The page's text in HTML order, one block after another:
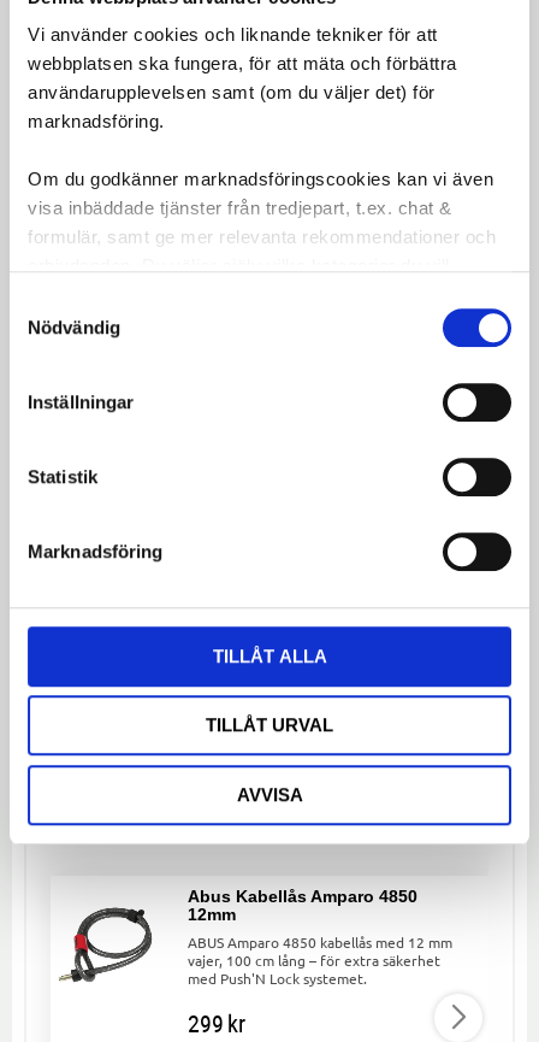
Vi använder cookies och liknande tekniker för att
webbplatsen ska fungera, för att mäta och förbättra
användarupplevelsen samt (om du väljer det) för
marknadsföring.
Om du godkänner marknadsföringscookies kan vi även
visa inbäddade tjänster från tredjepart, t.ex. chat &
formulär, samt ge mer relevanta rekommendationer och
Nödvändig
Inställningar
Statistik
Marknadsföring
TILLÅT ALLA
TILLÅT URVAL
AVVISA
Material: Högkvalitativ stålvajer
Användning:
Säkerhet för cyklar, väskor och
utrustning
för att stärka säkerheten och skydda dina
värdesaker på ett praktiskt och effektivt sätt.
Dela med dig
LinkedIn
LIKNANDE PRODUKTER
Abus Kabellås Amparo 4850
12mm
ABUS Amparo 4850 kabellås med 12 mm
vajer, 100 cm lång – för extra säkerhet
med Push'N Lock systemet.
299kr